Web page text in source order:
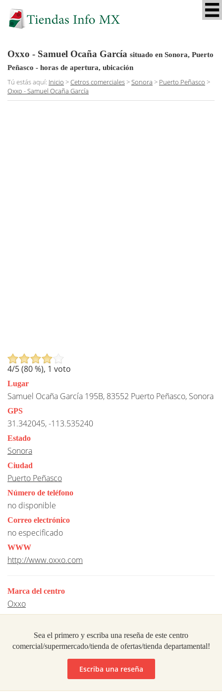
Oxxo - Samuel Ocaña García situado en Sonora, Puerto
Peñasco - horas de apertura, ubicación
Tú estás aquí: Inicio >Cetros comerciales>Sonora > Puerto Peñasco >
Oxxo - Samuel Ocaña García
4/5 (80%), 1 voto
Lugar
Samuel Ocaña García 195B, 83552 Puerto Peñasco, Sonora
GPS
31.342045, -113.535240
Estado
Sonora
Ciudad
Puerto Peñasco
Número de teléfono
no disponible
Correo electrónico
no especificado
WWW
http://www.oxxo.com
Marca del centro
Oxxo
Sea el primero y escriba una reseña de este centro
comercial/supermercado/tienda de ofertas/tienda departamental!
Escriba una reseña